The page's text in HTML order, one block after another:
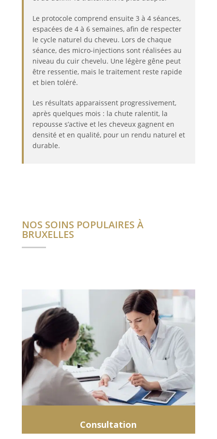
Le protocole comprend ensuite 3 à 4 séances,
espacées de 4 à 6 semaines, afin de respecter
le cycle naturel du cheveu. Lors de chaque
séance, des micro-injections sont réalisées au
niveau du cuir chevelu. Une légère gêne peut
être ressentie, mais le traitement reste rapide
et bien toléré.
Les résultats apparaissent progressivement,
après quelques mois : la chute ralentit, la
repousse s’active et les cheveux gagnent en
densité et en qualité, pour un rendu naturel et
durable.
NOS SOINS POPULAIRES À
BRUXELLES
Consultation